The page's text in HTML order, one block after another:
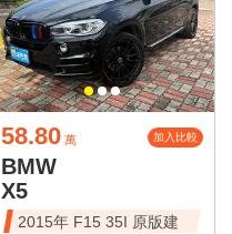
58.80 萬 加入比較
BMW
X5
2015年 F15 35I 原版建